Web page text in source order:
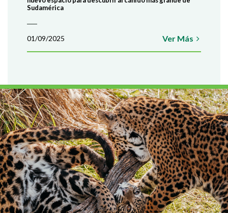
¿TE GUSTARÍA TRABAJAR EN
Y EN CONTACTO CON LA
INVITAMOS A SUMARTE A
Sudamérica
01/09/2025 Ver Más